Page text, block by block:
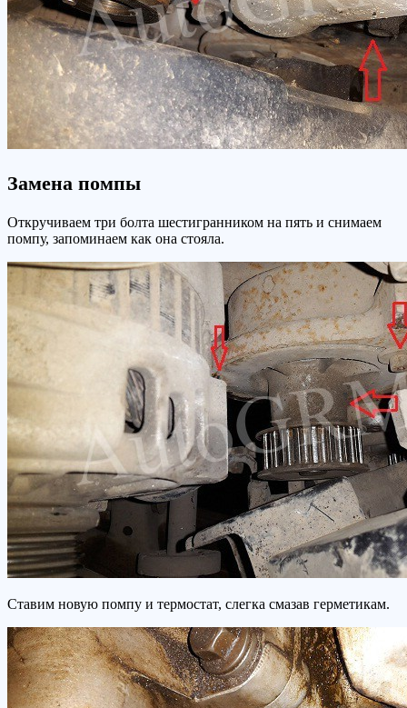
Замена помпы
Откручиваем три болта шестигранником на пять и снимаем
помпу, запоминаем как она стояла.
Ставим новую помпу и термостат, слегка смазав герметикам.